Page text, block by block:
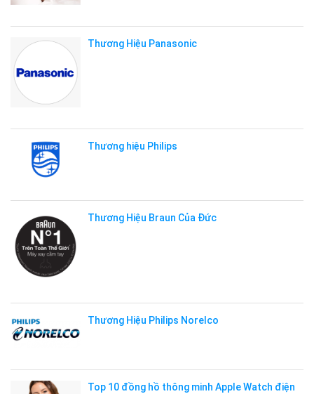
Thương Hiệu Panasonic
Thương hiệu Philips
Thương Hiệu Braun Của Đức
Thương Hiệu Philips Norelco
Top 10 đồng hồ thông minh Apple Watch điện